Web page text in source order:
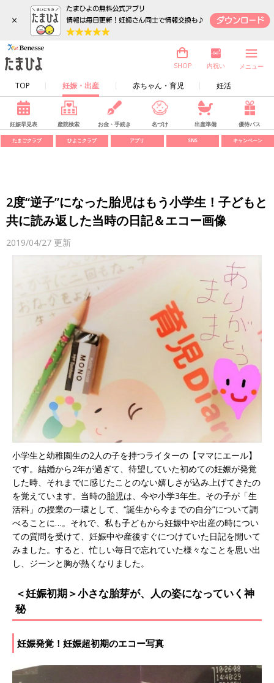
×
TOP 妊娠・出産 赤ちゃん・育児 妊活
SHOP 内祝い メニュー
妊娠早見表 産院検索 お金・手続き 名づけ 出産準備 優待パス
たまごクラブ ひよこクラブ アプリ SNS キャンペーン
2度“逆子”になった胎児はもう小学生！子どもと
共に読み返した当時の日記＆エコー画像
2019/04/27 更新
小学生と幼稚園生の2人の子を持つライターの【ママにエール】
です。結婚から2年が過ぎて、待望していた初めての妊娠が発覚
した時、それまでに感じたことのない嬉しさが込み上げてきたの
を覚えています。当時の胎児は、今や小学3年生。その子が「生
活科」の授業の一環として、“誕生から今までの自分”について調
べることに…。それで、私も子どもから妊娠中や出産の時につい
ての質問を受けて、妊娠中や産後すぐにつけていた日記を開いて
みました。すると、忙しい毎日で忘れていた様々なことを思い出
し、ジーンと胸が熱くなりました。
＜妊娠初期＞小さな胎芽が、人の姿になっていく神
秘
妊娠発覚！妊娠超初期のエコー写真